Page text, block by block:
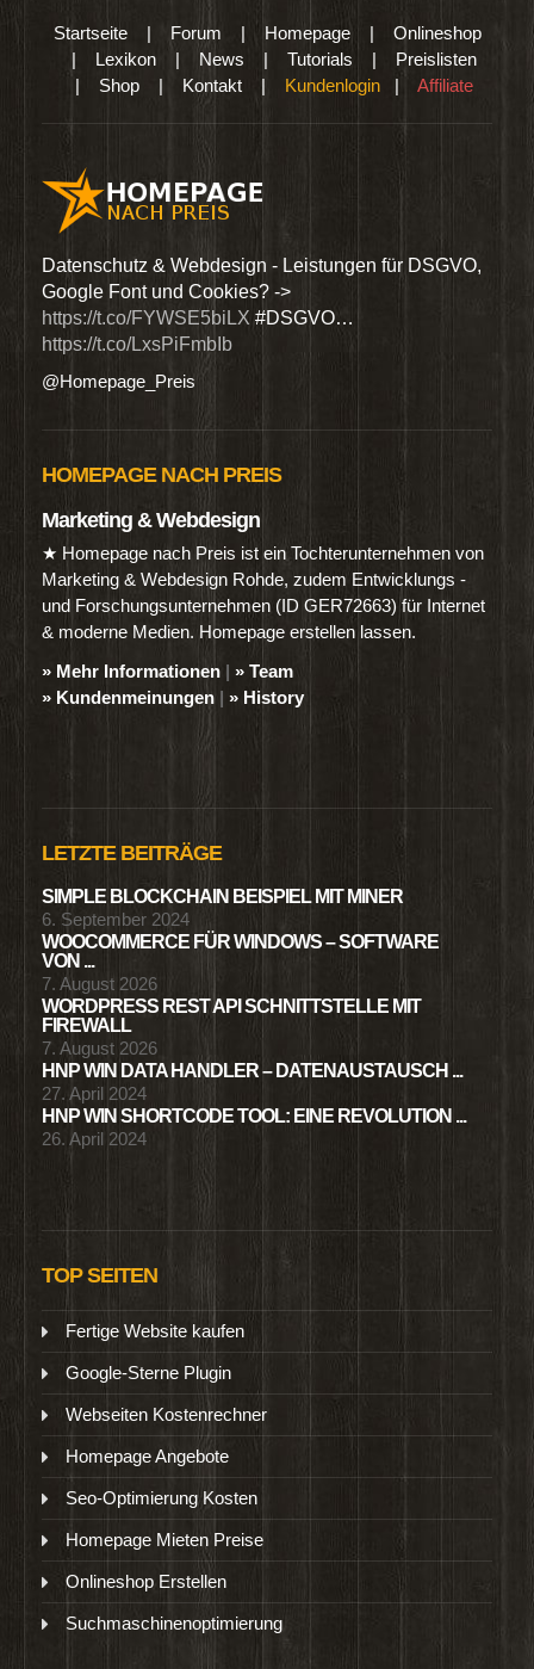
Startseite| Forum | Homepage| Onlineshop
| Lexikon | News | Tutorials | Preislisten
| Shop | Kontakt | Kundenlogin | Affiliate
Datenschutz & Webdesign - Leistungen für DSGVO,
Google Font und Cookies? ->
https://t.co/FYWSE5biLX #DSGVO…
https://t.co/LxsPiFmbIb
@Homepage_Preis
HOMEPAGE NACH PREIS
Marketing & Webdesign
★ Homepage nach Preis ist ein Tochterunternehmen von
Marketing & Webdesign Rohde, zudem Entwicklungs -
und Forschungsunternehmen (ID GER72663) für Internet
& moderne Medien. Homepage erstellen lassen.
» Mehr Informationen | » Team
» Kundenmeinungen | » History
LETZTE BEITRÄGE
SIMPLE BLOCKCHAIN BEISPIEL MIT MINER
6. September 2024
WOOCOMMERCE FÜR WINDOWS – SOFTWARE
VON ...
7. August 2026
WORDPRESS REST API SCHNITTSTELLE MIT
FIREWALL
7. August 2026
HNP WIN DATA HANDLER – DATENAUSTAUSCH ...
27. April 2024
HNP WIN SHORTCODE TOOL: EINE REVOLUTION ...
26. April 2024
TOP SEITEN
Fertige Website kaufen
Google-Sterne Plugin
Webseiten Kostenrechner
Homepage Angebote
Seo-Optimierung Kosten
Homepage Mieten Preise
Onlineshop Erstellen
Suchmaschinenoptimierung